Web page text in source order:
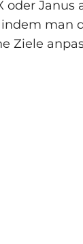
oder Janus
man
Ziele